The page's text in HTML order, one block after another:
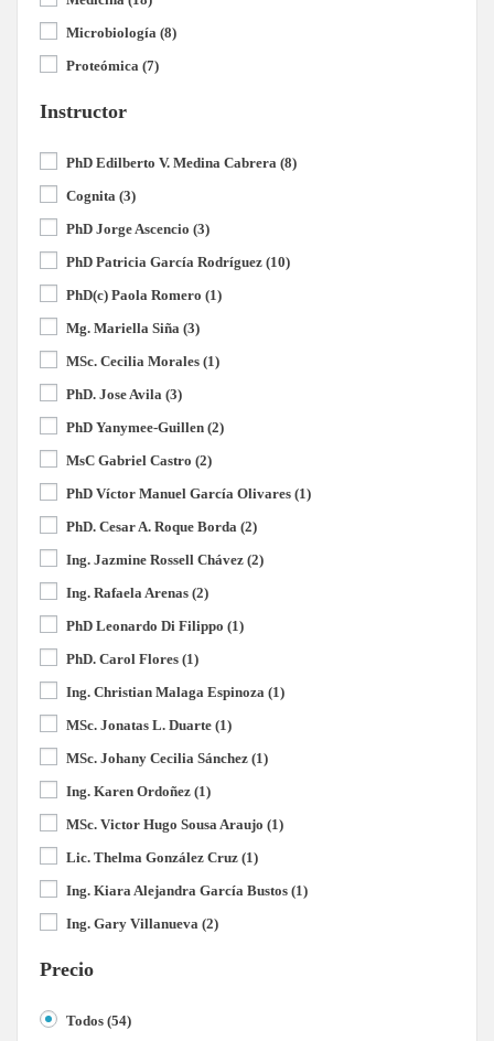
Microbiología (8)
Proteómica (7)
Instructor
PhD Edilberto V. Medina Cabrera (8)
Cognita (3)
PhD Jorge Ascencio (3)
PhD Patricia García Rodríguez (10)
PhD(c) Paola Romero (1)
Mg. Mariella Siña (3)
MSc. Cecilia Morales (1)
PhD. Jose Avila (3)
PhD Yanymee-Guillen (2)
MsC Gabriel Castro (2)
PhD Víctor Manuel García Olivares (1)
PhD. Cesar A. Roque Borda (2)
Ing. Jazmine Rossell Chávez (2)
Ing. Rafaela Arenas (2)
PhD Leonardo Di Filippo (1)
PhD. Carol Flores (1)
Ing. Christian Malaga Espinoza (1)
MSc. Jonatas L. Duarte (1)
MSc. Johany Cecilia Sánchez (1)
Ing. Karen Ordoñez (1)
MSc. Victor Hugo Sousa Araujo (1)
Lic. Thelma González Cruz (1)
Ing. Kiara Alejandra García Bustos (1)
Ing. Gary Villanueva (2)
Precio
Todos (54)